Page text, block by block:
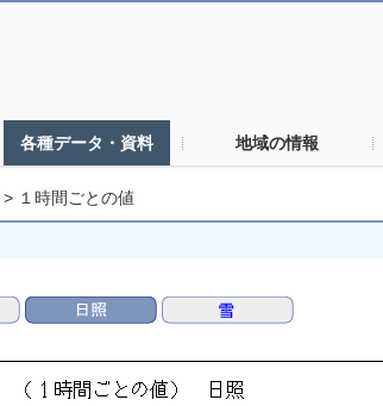
各種データ・資料 地域の情報
> １時間ごとの値